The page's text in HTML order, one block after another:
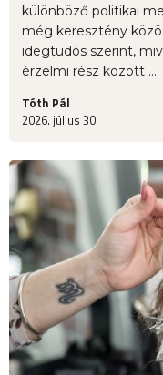
különböző politikai
még keresztény
idegtudós szerint,
érzelmi rész között ...
Tóth Pál
2026. július 30.